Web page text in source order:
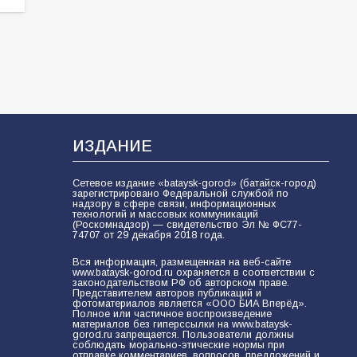
ИЗДАНИЕ
Сетевое издание «bataysk-gorod» (батайск-город)
зарегистрировано Федеральной службой по
надзору в сфере связи, информационных
технологий и массовых коммуникаций
(Роскомнадзор) — свидетельство Эл № ФС77-
74707 от 29 декабря 2018 года.
Вся информация, размещенная на веб-сайте
www.bataysk-gorod.ru охраняется в соответствии с
законодательством РФ об авторском праве.
Представителем авторов публикаций и
фотоматериалов является «ООО БИА Вперёд».
Полное или частичное воспроизведение
материалов без гиперссылки на www.bataysk-
gorod.ru запрещается. Пользователи должны
соблюдать морально-этические нормы при